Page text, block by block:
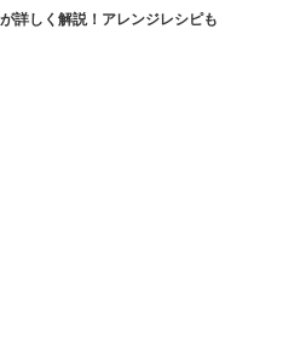
詳しく解説！アレンジレシピも